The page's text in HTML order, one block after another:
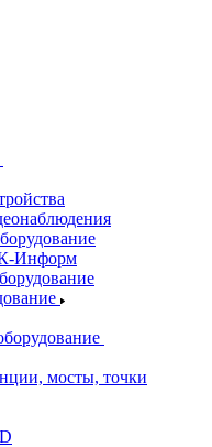
Информ
мосты, точки